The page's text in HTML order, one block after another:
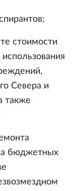
стоимости
Севера и
также
бюджетных